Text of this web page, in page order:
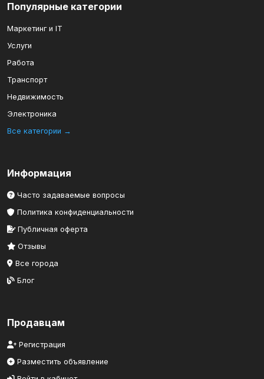
Популярные категории
Маркетинг и IT
Услуги
Работа
Транспорт
Недвижимость
Электроника
Все категории →
Информация
Часто задаваемые вопросы
Политика конфиденциальности
Публичная оферта
Отзывы
Все города
Блог
Продавцам
Регистрация
Разместить объявление